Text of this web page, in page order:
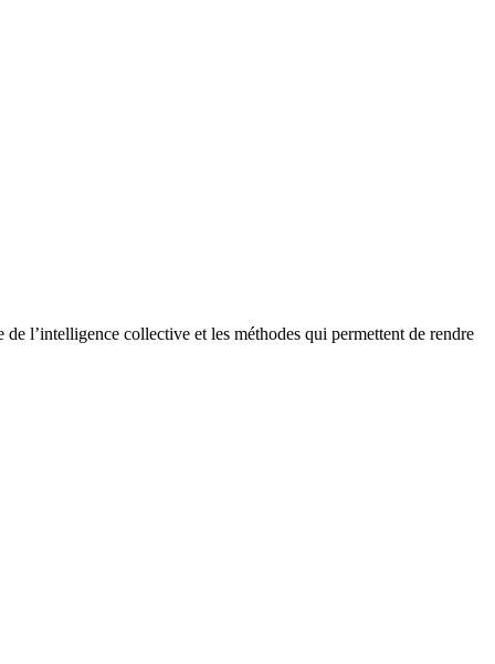
l’intelligence collective et les méthodes qui permettent de rendre